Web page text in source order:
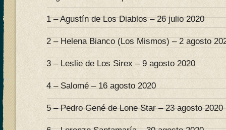
1 – Agustín de Los Diablos – 26 julio 2020
2 – Helena Bianco (Los Mismos) – 2 agosto
3 – Leslie de Los Sirex – 9 agosto 2020
4 – Salomé – 16 agosto 2020
5 – Pedro Gené de Lone Star – 23 agosto 2020